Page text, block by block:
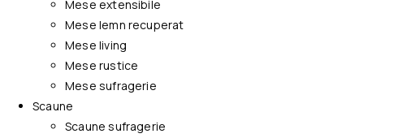
Mese extensibile
Mese lemn recuperat
Mese living
Mese rustice
Mese sufragerie
Scaune
Scaune sufragerie